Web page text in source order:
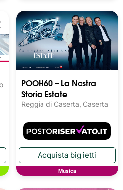
POOH60 – La Nostra
Storia Estate
Reggia di Caserta, Caserta
Musica